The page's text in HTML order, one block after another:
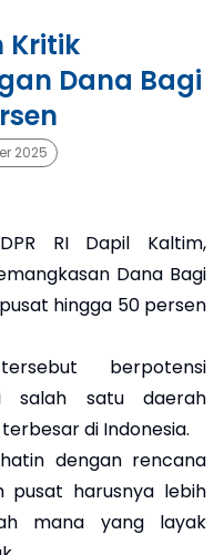
Kritik
Dana Bagi
2025
RI Dapil Kaltim,
Dana Bagi
hingga 50 persen
berpotensi
salah satu daerah
di Indonesia.
dengan rencana
pusat harusnya lebih
mana yang layak